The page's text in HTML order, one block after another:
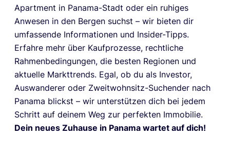
Apartment in Panama-Stadt oder ein ruhiges
Anwesen in den Bergen suchst – wir bieten dir
umfassende Informationen und Insider-Tipps.
Erfahre mehr über Kaufprozesse, rechtliche
Rahmenbedingungen, die besten Regionen und
aktuelle Markttrends. Egal, ob du als Investor,
Auswanderer oder Zweitwohnsitz-Suchender nach
Panama blickst – wir unterstützen dich bei jedem
Schritt auf deinem Weg zur perfekten Immobilie.
Dein neues Zuhause in Panama wartet auf dich!